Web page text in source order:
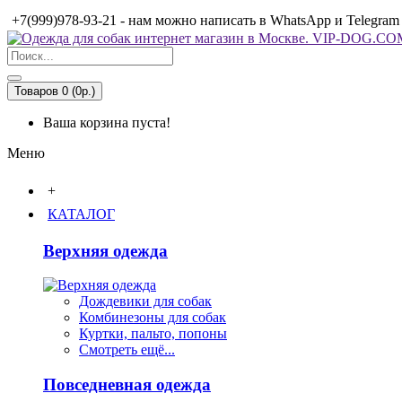
+7(999)978-93-21 - нам можно написать в WhatsApp и Telegram
Товаров 0 (0р.)
Ваша корзина пуста!
Меню
+
КАТАЛОГ
Верхняя одежда
Дождевики для собак
Комбинезоны для собак
Куртки, пальто, попоны
Смотреть ещё...
Повседневная одежда